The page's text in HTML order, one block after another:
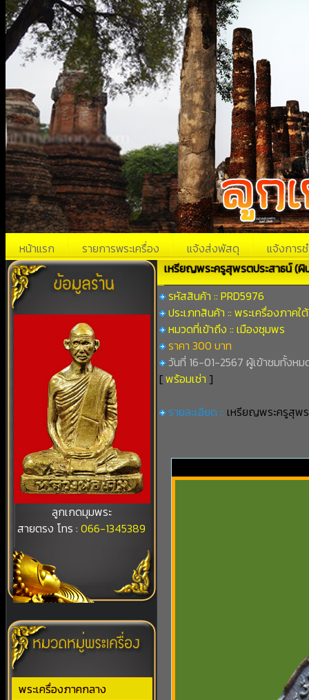
หน้าแรก รายการพระเครื่อง แจ้งส่งพัสดุ แจ้งการช
ลูกเกดมุมพระ
สายตรง โทร :066-1345389
พระเครื่องภาคกลาง
เหรียญพระครูสุพรตประสาธน์ (ผิ
รหัสสินค้า :: PRD5976
ประเภทสินค้า :: พระเครื่องภาคใต้
หมวดที่เข้าถึง :: เมืองชุมพร
ราคา 300 บาท
วันที่ 16-01-2567 ผู้เข้าชมทั้งห
[พร้อมเช่า ]
รายละเอียด :: เหรียญพระครูสุพร